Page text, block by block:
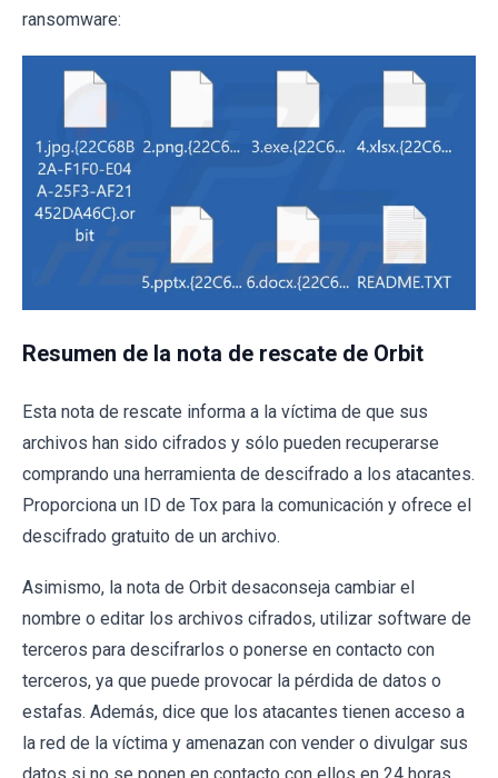
ransomware:
Resumen de la nota de rescate de Orbit
Esta nota de rescate informa a la víctima de que sus
archivos han sido cifrados y sólo pueden recuperarse
comprando una herramienta de descifrado a los atacantes.
Proporciona un ID de Tox para la comunicación y ofrece el
descifrado gratuito de un archivo.
Asimismo, la nota de Orbit desaconseja cambiar el
nombre o editar los archivos cifrados, utilizar software de
terceros para descifrarlos o ponerse en contacto con
terceros, ya que puede provocar la pérdida de datos o
estafas. Además, dice que los atacantes tienen acceso a
la red de la víctima y amenazan con vender o divulgar sus